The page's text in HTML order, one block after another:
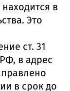
в
Это
ст. 31
в адрес
в срок до